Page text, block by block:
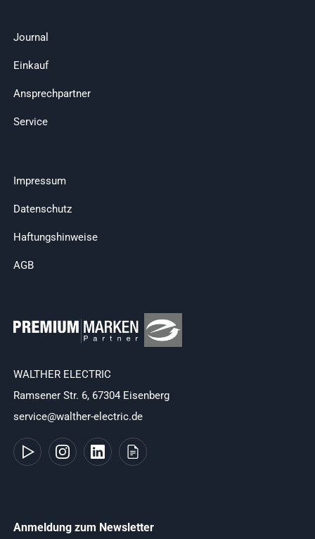
Journal
Einkauf
Ansprechpartner
Service
Impressum
Datenschutz
Haftungshinweise
AGB
WALTHER ELECTRIC
Ramsener Str. 6, 67304 Eisenberg
service@walther-electric.de
Anmeldung zum Newsletter